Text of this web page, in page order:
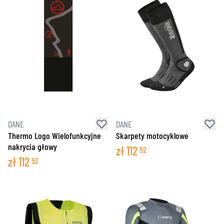
DANE
Thermo Logo Wielofunkcyjne
nakrycia głowy
zł112 52
DANE
Skarpety motocyklowe
zł112 52